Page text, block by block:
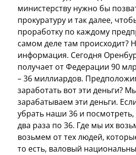
министерству нужно бы
прокуратуру и так далее,
проработку по каждому
самом деле там происходит?
информация. Сегодня
получает от Федерации 90
– 36 миллиардов.
заработать вот эти деньги?
зарабатываем эти деньги.
убрать наши 36 и
два раза по 36. Где мы их
возьмем от тех людей,
то есть, валовый